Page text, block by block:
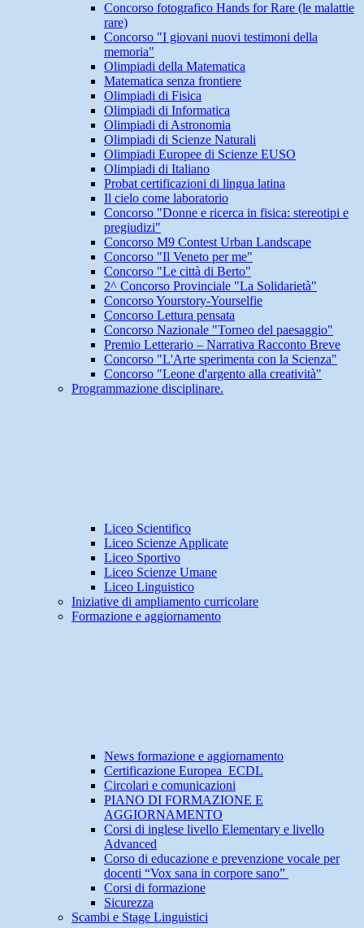
Concorso fotografico Hands for Rare (le malattie
rare)
Concorso "I giovani nuovi testimoni della
memoria"
Olimpiadi della Matematica
Matematica senza frontiere
Olimpiadi di Fisica
Olimpiadi di Informatica
Olimpiadi di Astronomia
Olimpiadi di Scienze Naturali
Olimpiadi Europee di Scienze EUSO
Olimpiadi di Italiano
Probat certificazioni di lingua latina
Il cielo come laboratorio
Concorso "Donne e ricerca in fisica: stereotipi e
pregiudizi"
Concorso M9 Contest Urban Landscape
Concorso "Il Veneto per me"
Concorso "Le città di Berto"
2^ Concorso Provinciale "La Solidarietà"
Concorso Yourstory-Yourselfie
Concorso Lettura pensata
Concorso Nazionale "Torneo del paesaggio"
Premio Letterario – Narrativa Racconto Breve
Concorso "L'Arte sperimenta con la Scienza"
Concorso "Leone d'argento alla creatività"
Programmazione disciplinare.
Liceo Scientifico
Liceo Scienze Applicate
Liceo Sportivo
Liceo Scienze Umane
Liceo Linguistico
Iniziative di ampliamento curricolare
Formazione e aggiornamento
News formazione e aggiornamento
Certificazione Europea ECDL
Circolari e comunicazioni
PIANO DI FORMAZIONE E
AGGIORNAMENTO
Corsi di inglese livello Elementary e livello
Advanced
Corso di educazione e prevenzione vocale per
docenti “Vox sana in corpore sano”
Corsi di formazione
Sicurezza
Scambi e Stage Linguistici